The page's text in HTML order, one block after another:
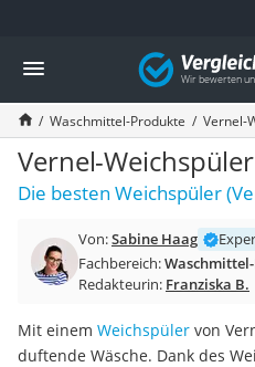
Die beliebtesten Vergleiche nach
Drogerie
Inhalator
Haarschneider
Rollator
Braun Rasierer
Katzenklappe (Chip)
Masturbator
Massagepistole
Reisehaartrockner
Eiweißpulver
Vergleich
Waschmittel-Produkte Vernel-
Vernel-
Die besten Weichspüler
Von:Sabine Haag
Fachbereich:
Redakteurin: Franziska B.
Mit einem Weichspüler von
duftende Wäsche. Dank des